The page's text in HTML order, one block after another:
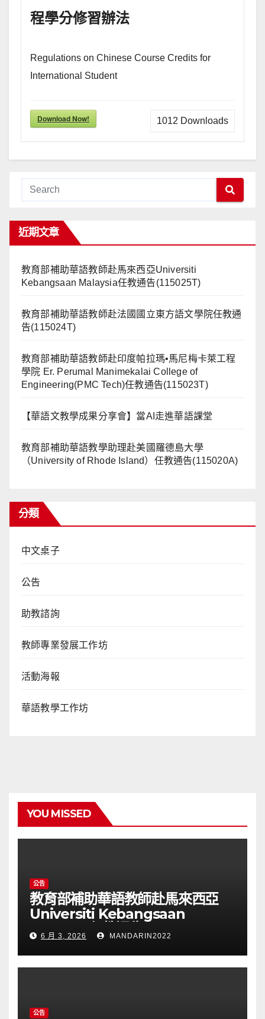
程學分修習辦法
Regulations on Chinese Course Credits for
International Student
Download Now! 1012 Downloads
近期文章
教育部補助華語教師赴馬來西亞Universiti
Kebangsaan Malaysia任教通告(115025T)
教育部補助華語教師赴法國國立東方語文學院任教通
告(115024T)
教育部補助華語教師赴印度帕拉瑪•馬尼梅卡萊工程
學院 Er. Perumal Manimekalai College of
Engineering(PMC Tech)任教通告(115023T)
【華語文教學成果分享會】當AI走進華語課堂
教育部補助華語教學助理赴美國羅德島大學
（University of Rhode Island）任教通告(115020A)
分類
中文桌子
公告
助教諮詢
教師專業發展工作坊
活動海報
華語教學工作坊
YOU MISSED
公告
教育部補助華語教師赴馬來西亞
Universiti Kebangsaan
Malaysia任教通告(115025T)
6 月 3, 2026 MANDARIN2022
公告